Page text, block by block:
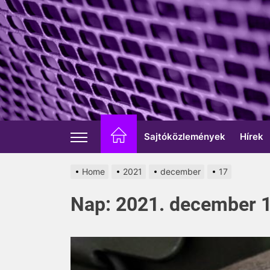
Skip
to
the
content
Sajtóközlemények Hírek
Home 2021 december 17
Nap: 2021. december